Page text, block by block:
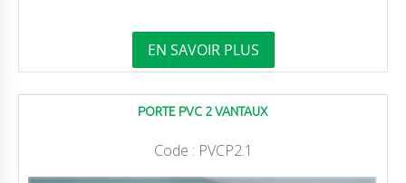
EN SAVOIR PLUS
PORTE PVC 2 VANTAUX
Code : PVCP2.1